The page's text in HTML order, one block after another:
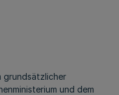
grundsätzlicher
und dem